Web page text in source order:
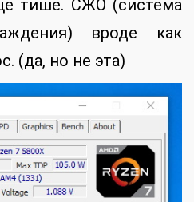
тише. СЖО (система
вроде как
(да, но не эта)